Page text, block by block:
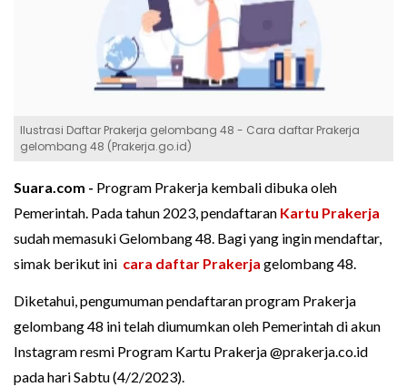
Ilustrasi Daftar Prakerja gelombang 48 - Cara daftar Prakerja
gelombang 48 (Prakerja.go.id)
Suara.com - Program Prakerja kembali dibuka oleh
Pemerintah. Pada tahun 2023, pendaftaran Kartu Prakerja
sudah memasuki Gelombang 48. Bagi yang ingin mendaftar,
simak berikut ini cara daftar Prakerja gelombang 48.
Diketahui, pengumuman pendaftaran program Prakerja
gelombang 48 ini telah diumumkan oleh Pemerintah di akun
Instagram resmi Program Kartu Prakerja @prakerja.co.id
pada hari Sabtu (4/2/2023).